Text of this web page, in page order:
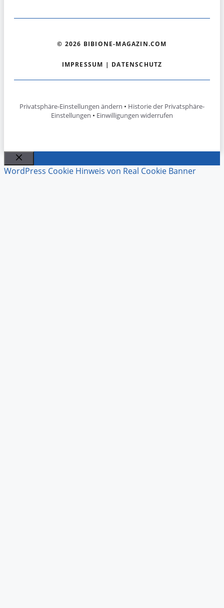
© 2026 BIBIONE-MAGAZIN.COM
IMPRESSUM | DATENSCHUTZ
Privatsphäre-Einstellungen ändern • Historie der Privatsphäre-
Einstellungen • Einwilligungen widerrufen
Schließen
WordPress Cookie Hinweis von Real Cookie Banner